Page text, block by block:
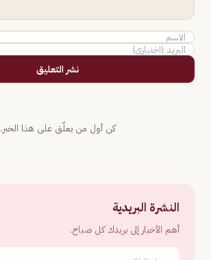
نشر التعليق
كن أول من يعلّق على هذا الخبر.
النشرة البريدية
أهم الأخبار إلى بريدك كل صباح.